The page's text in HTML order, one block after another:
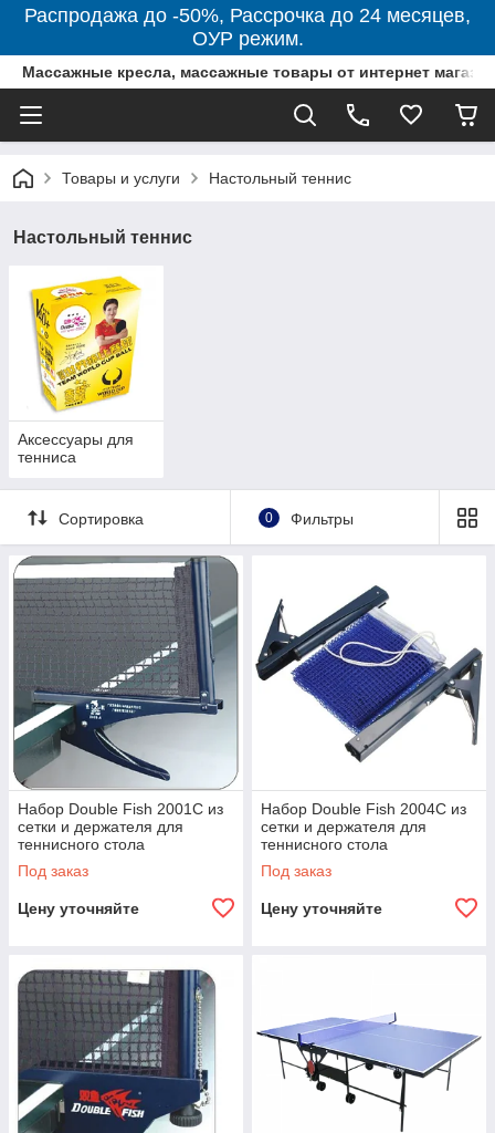
Распродажа до -50%, Рассрочка до 24 месяцев,
ОУР режим.
Массажные кресла, массажные товары от интернет
Товары и услуги Настольный теннис
Настольный теннис
Аксессуары для
тенниса
Сортировка 0 Фильтры
Набор Double Fish 2001C из
сетки и держателя для
теннисного стола
Под заказ
Цену уточняйте
Набор Double Fish 2004C из
сетки и держателя для
теннисного стола
Под заказ
Цену уточняйте